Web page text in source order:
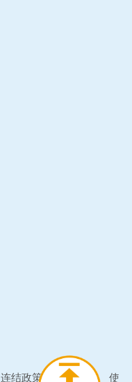
连结政策 免责声明 使